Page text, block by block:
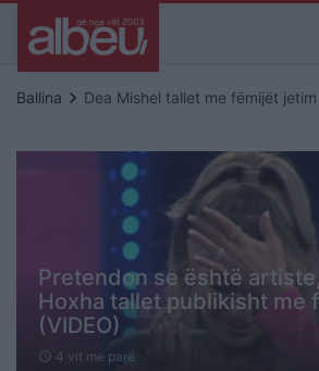
Ballina keyboard_arrow_right Dea Mishel tallet me fëmijët jetim
Pretendon se është
Hoxha tallet publikisht me
(VIDEO)
schedule 4 vit me parë